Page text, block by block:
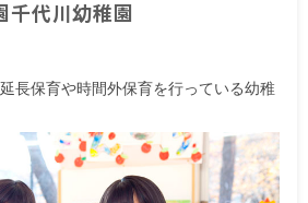
千代川幼稚園
長保育や時間外保育を行っている幼稚